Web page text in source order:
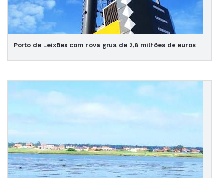
Porto de Leixões com nova grua de 2,8 milhões de euros